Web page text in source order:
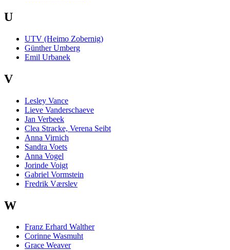
U
UTV (Heimo Zobernig)
Günther Umberg
Emil Urbanek
V
Lesley Vance
Lieve Vanderschaeve
Jan Verbeek
Clea Stracke, Verena Seibt
Anna Virnich
Sandra Voets
Anna Vogel
Jorinde Voigt
Gabriel Vormstein
Fredrik Værslev
W
Franz Erhard Walther
Corinne Wasmuht
Grace Weaver